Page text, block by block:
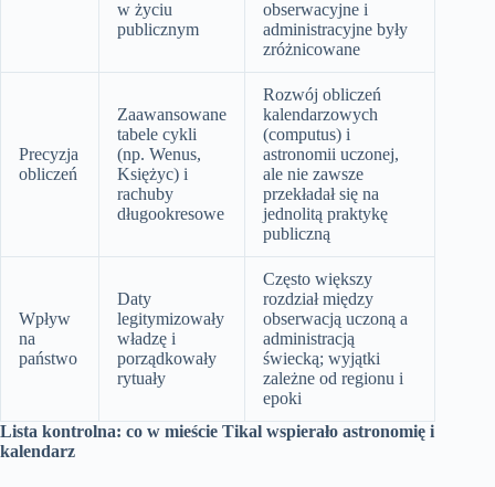
w życiu
publicznym
obserwacyjne i
administracyjne były
zróżnicowane
Precyzja
obliczeń
Zaawansowane
tabele cykli
(np. Wenus,
Księżyc) i
rachuby
długookresowe
Rozwój obliczeń
kalendarzowych
(computus) i
astronomii uczonej,
ale nie zawsze
przekładał się na
jednolitą praktykę
publiczną
Wpływ
na
państwo
Daty
legitymizowały
władzę i
porządkowały
rytuały
Często większy
rozdział między
obserwacją uczoną a
administracją
świecką; wyjątki
zależne od regionu i
epoki
Lista kontrolna: co w mieście Tikal wspierało astronomię i
kalendarz